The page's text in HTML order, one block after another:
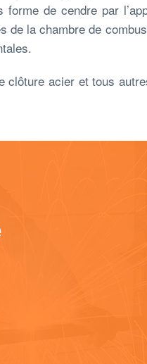
de cendre par
de la chambre de
clôture acier et tous